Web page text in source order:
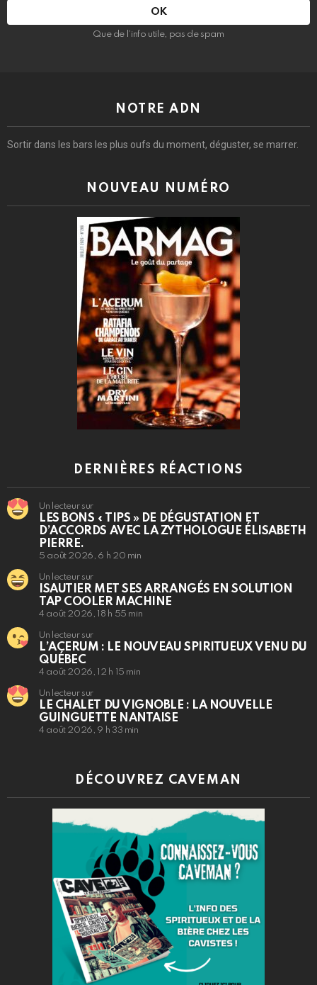
Que de l’info utile, pas de spam
NOTRE ADN
Sortir dans les bars les plus oufs du moment, déguster, se marrer.
NOUVEAU NUMÉRO
DERNIÈRES RÉACTIONS
Un lecteur sur
LES BONS « TIPS » DE DÉGUSTATION ET
D’ACCORDS AVEC LA ZYTHOLOGUE ÉLISABETH
PIERRE.
5 août 2026, 6 h 20 min
Un lecteur sur
ISAUTIER MET SES ARRANGÉS EN SOLUTION
TAP COOLER MACHINE
4 août 2026, 18 h 55 min
Un lecteur sur
L’ACERUM : LE NOUVEAU SPIRITUEUX VENU DU
QUÉBEC
4 août 2026, 12 h 15 min
Un lecteur sur
LE CHALET DU VIGNOBLE : LA NOUVELLE
GUINGUETTE NANTAISE
4 août 2026, 9 h 33 min
DÉCOUVREZ CAVEMAN